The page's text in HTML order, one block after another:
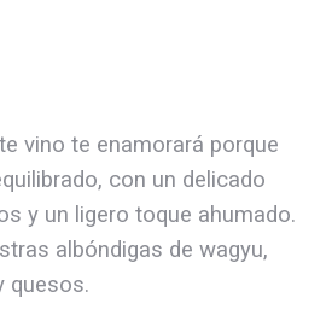
vino te enamorará porque
con un delicado
y un ligero toque ahumado.
albóndigas de wagyu,
quesos.